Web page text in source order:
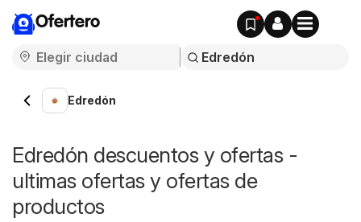
Ofertero
Edredón
Edredón descuentos y ofertas -
ultimas ofertas y ofertas de
productos